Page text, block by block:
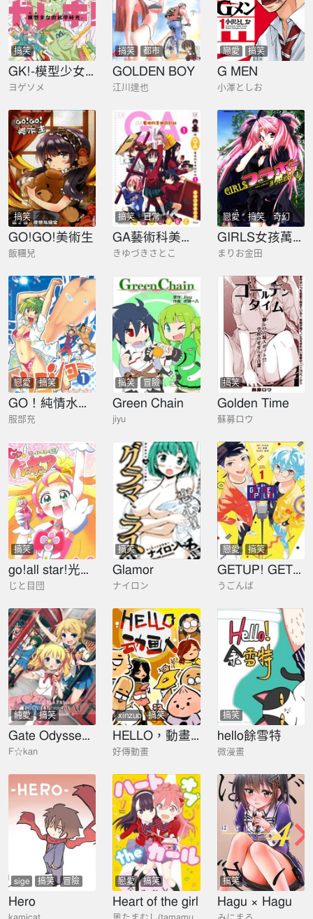
搞笑
GK!-模型少女的放學時光
ヨゲソメ
搞笑 都市
GOLDEN BOY
江川達也
戀愛 搞笑
G MEN
小澤としお
搞笑
GO!GO!美術生
飯糰兒
搞笑 日常
GA藝術科美術設計班
きゆづきさとこ
戀愛 搞笑 奇幻
GIRLS女孩萬歲
まりお金田
戀愛 搞笑
GO！純情水泳社
服部充
搞笑 冒險
Green Chain
jiyu
搞笑
Golden Time
蘇募ロウ
搞笑
go!all star!光之美少女同人
じと目団
搞笑
Glamor
ナイロン
戀愛 搞笑
GETUP! GETLIVE!-GERAGERA-
うごんば
純愛 搞笑
Gate Odyssey VI
F☆kan
xinzuo
搞笑
shehui
shenghuo
HELLO，動畫人
好傳動畫
搞笑
hello餘雪特
微漫畫
sige 搞笑 冒險
Hero
戀愛 搞笑
Heart of the girl
搞笑
Hagu × Hagu